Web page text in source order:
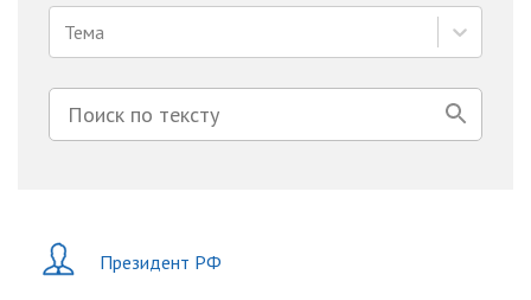
Тема
Президент РФ